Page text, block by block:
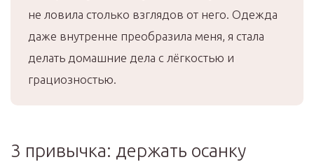
не ловила столько взглядов от него. Одежда
даже внутренне преобразила меня, я стала
делать домашние дела с лёгкостью и
грациозностью.
3 привычка: держать осанку